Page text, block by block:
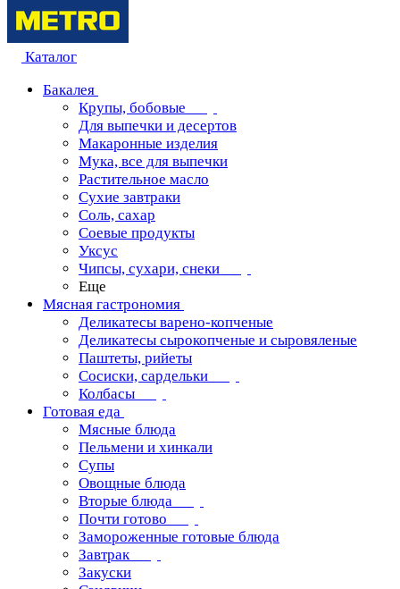
Каталог
Бакалея
Крупы, бобовые
Для выпечки и десертов
Макаронные изделия
Мука, все для выпечки
Растительное масло
Сухие завтраки
Соль, сахар
Соевые продукты
Уксус
Чипсы, сухари, снеки
Еще
Мясная гастрономия
Деликатесы варено-копченые
Деликатесы сырокопченые и сыровяленые
Паштеты, рийеты
Сосиски, сардельки
Колбасы
Готовая еда
Мясные блюда
Пельмени и хинкали
Супы
Овощные блюда
Вторые блюда
Почти готово
Замороженные готовые блюда
Завтрак
Закуски